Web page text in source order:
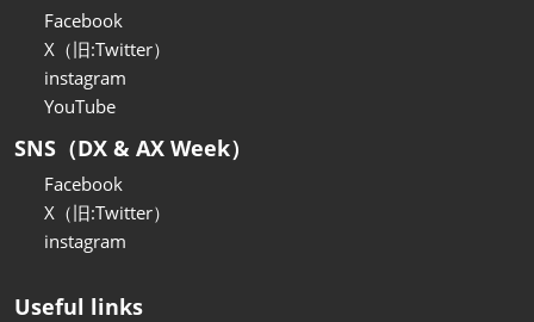
Facebook
X（旧:Twitter）
instagram
YouTube
SNS（DX & AX Week）
Facebook
X（旧:Twitter）
instagram
Useful links